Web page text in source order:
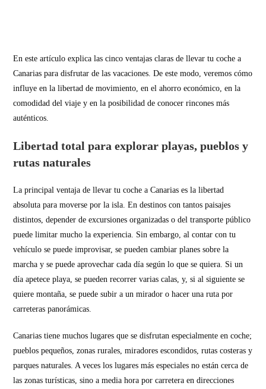
En este artículo explica las cinco ventajas claras de llevar tu coche a
Canarias para disfrutar de las vacaciones. De este modo, veremos cómo
influye en la libertad de movimiento, en el ahorro económico, en la
comodidad del viaje y en la posibilidad de conocer rincones más
auténticos.
Libertad total para explorar playas, pueblos y
rutas naturales
La principal ventaja de llevar tu coche a Canarias es la libertad
absoluta para moverse por la isla. En destinos con tantos paisajes
distintos, depender de excursiones organizadas o del transporte público
puede limitar mucho la experiencia. Sin embargo, al contar con tu
vehículo se puede improvisar, se pueden cambiar planes sobre la
marcha y se puede aprovechar cada día según lo que se quiera. Si un
día apetece playa, se pueden recorrer varias calas, y, si al siguiente se
quiere montaña, se puede subir a un mirador o hacer una ruta por
carreteras panorámicas.
Canarias tiene muchos lugares que se disfrutan especialmente en coche;
pueblos pequeños, zonas rurales, miradores escondidos, rutas costeras y
parques naturales. A veces los lugares más especiales no están cerca de
las zonas turísticas, sino a media hora por carretera en direcciones